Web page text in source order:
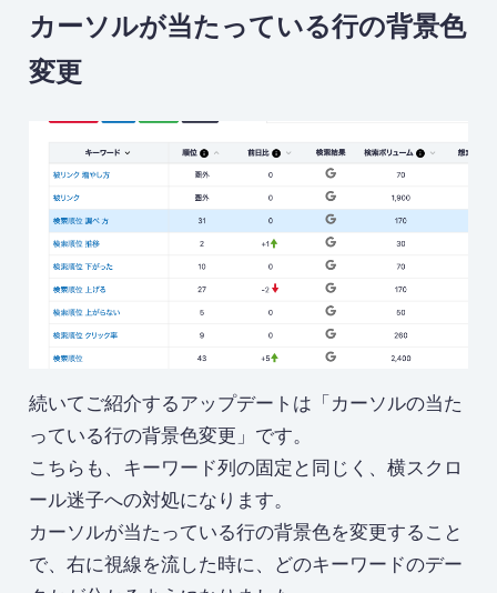
カーソルが当たっている行の背景色
変更
続いてご紹介するアップデートは「カーソルの当た
っている行の背景色変更」です。
こちらも、キーワード列の固定と同じく、横スクロ
ール迷子への対処になります。
カーソルが当たっている行の背景色を変更すること
で、右に視線を流した時に、どのキーワードのデー